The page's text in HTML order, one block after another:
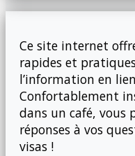
Ce site internet
rapides et
l’information en
Confortablement
dans un café, vous
réponses à vos
visas !